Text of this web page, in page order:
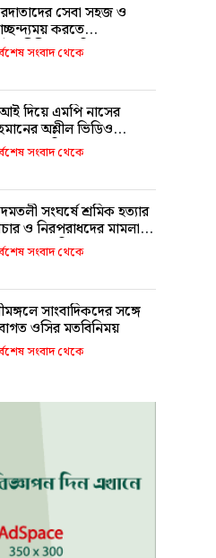
সেবা সহজ ও
করতে
ভূমিকা
কর কমিশনার
সংবাদ থেকে
দিয়ে এমপি নাসের
অশ্লীল ভিডিও
অভিযোগে সাভার
আটক ১
সংবাদ থেকে
সংঘর্ষে শ্রমিক হত্যার
মামলা
অব্যাহতির আহ্বান
সংবাদ থেকে
সাংবাদিকদের সঙ্গে
ওসির মতবিনিময়
সংবাদ থেকে